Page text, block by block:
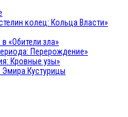
колец: Кольца Власти»
«Обители зла»
Перерождение»
Кровные узы»
Кустурицы